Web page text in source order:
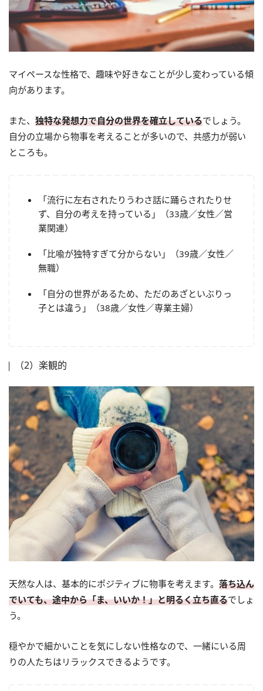
マイペースな性格で、趣味や好きなことが少し変わっている傾
向があります。
また、 独特な発想力で自分の世界を確立しているでしょう。
自分の立場から物事を考えることが多いので、共感力が弱い
ところも。
「流行に左右されたりうわさ話に踊らされたりせ
ず、自分の考えを持っている」（33歳／女性／営
業関連）
「比喩が独特すぎて分からない」（39歳／女性／
無職）
「自分の世界があるため、ただのあざといぶりっ
子とは違う」（38歳／女性／専業主婦）
（2）楽観的
天然な人は、基本的にポジティブに物事を考えます。 落ち込ん
でいても、途中から「ま、いいか！」と明るく立ち直るでしょ
う。
穏やかで細かいことを気にしない性格なので、一緒にいる周
りの人たちはリラックスできるようです。